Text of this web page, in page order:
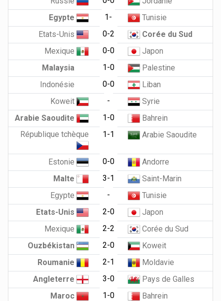
Egypte
1-
Tunisie
Etats-Unis
0-2
Corée du Sud
Mexique
0-0
Japon
Malaysia
1-0
Palestine
Indonésie
0-0
Liban
Koweit
-
Syrie
Arabie Saoudite
1-0
Bahrein
République tchèque
1-1 Arabie Saoudite
Estonie 0-0
Andorre
Malte
3-1
Saint-Marin
Egypte
-
Tunisie
Etats-Unis
2-0
Japon
Mexique
2-2
Corée du Sud
Ouzbékistan
2-0
Koweit
Roumanie
2-1
Moldavie
Angleterre
3-0
Pays de Galles
Maroc
1-0
Bahrein